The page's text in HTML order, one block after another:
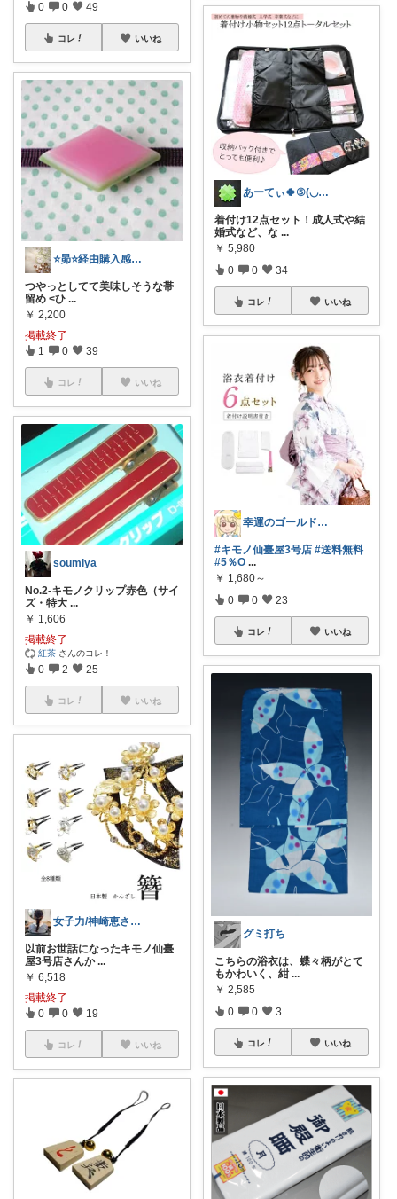
0 0 49
コレ いいね
⭐️昴⭐️経由購入感謝です💎
つやっとしてて美味しそうな帯
留め <ひ ...
￥ 2,200
掲載終了
1 0 39
コレ いいね
soumiya
No.2-キモノクリップ赤色（サイ
ズ・特大 ...
￥ 1,606
掲載終了
紅茶 さんのコレ！
0 2 25
コレ いいね
女子力/神崎恵さんコレクションもあります
以前お世話になったキモノ仙臺
屋3号店さんか ...
￥ 6,518
掲載終了
0 0 19
コレ いいね
あーてぃ🍀⑤(◡‿◡ฺ✿)
着付け12点セット！成人式や結
婚式など、な ...
￥ 5,980
0 0 34
コレ いいね
幸運のゴールドスライム💓まったり🤗
#キモノ仙臺屋3号店 #送料無料
#5％O ...
￥ 1,680～
0 0 23
コレ いいね
グミ打ち
こちらの浴衣は、蝶々柄がとて
もかわいく、紺 ...
￥ 2,585
0 0 3
コレ いいね